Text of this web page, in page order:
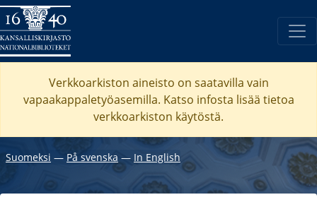
Verkkoarkiston aineisto on saatavilla vain
vapaakappaletyöasemilla. Katso infosta lisää tietoa
verkkoarkiston käytöstä.
Suomeksi ― På svenska ― In English